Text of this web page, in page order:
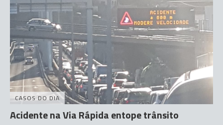
CASOS DO DIA
Acidente na Via Rápida entope trânsito